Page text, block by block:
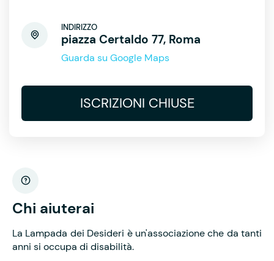
INDIRIZZO
piazza Certaldo 77, Roma
Guarda su Google Maps
ISCRIZIONI CHIUSE
Chi aiuterai
La Lampada dei Desideri è un'associazione che da tanti
anni si occupa di disabilità.